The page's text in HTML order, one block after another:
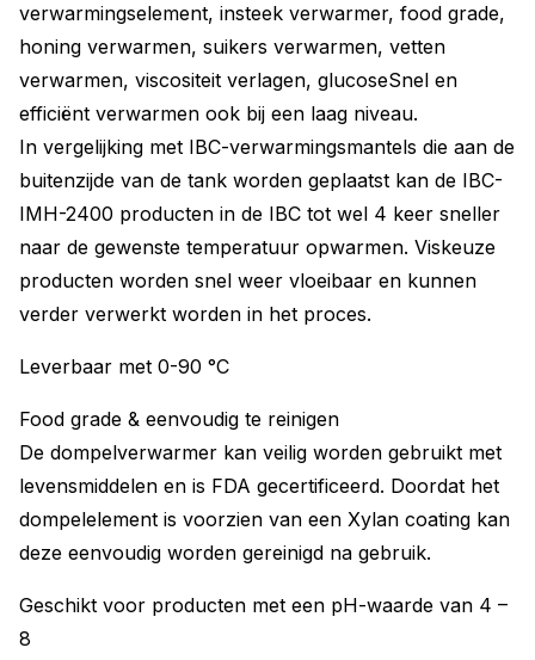
verwarmingselement, insteek verwarmer, food grade,
honing verwarmen, suikers verwarmen, vetten
verwarmen, viscositeit verlagen, glucoseSnel en
efficiënt verwarmen ook bij een laag niveau.
In vergelijking met IBC-verwarmingsmantels die aan de
buitenzijde van de tank worden geplaatst kan de IBC-
IMH-2400 producten in de IBC tot wel 4 keer sneller
naar de gewenste temperatuur opwarmen. Viskeuze
producten worden snel weer vloeibaar en kunnen
verder verwerkt worden in het proces.
Leverbaar met 0-90 °C
Food grade & eenvoudig te reinigen
De dompelverwarmer kan veilig worden gebruikt met
levensmiddelen en is FDA gecertificeerd. Doordat het
dompelelement is voorzien van een Xylan coating kan
deze eenvoudig worden gereinigd na gebruik.
Geschikt voor producten met een pH-waarde van 4 –
8